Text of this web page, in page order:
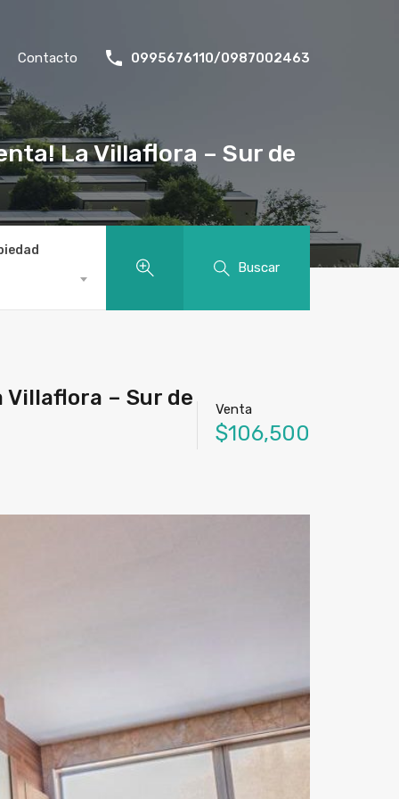
Contacto 0995676110/0987002463
La Villaflora – Sur de
Buscar
Villaflora – Sur de Venta
$106,500